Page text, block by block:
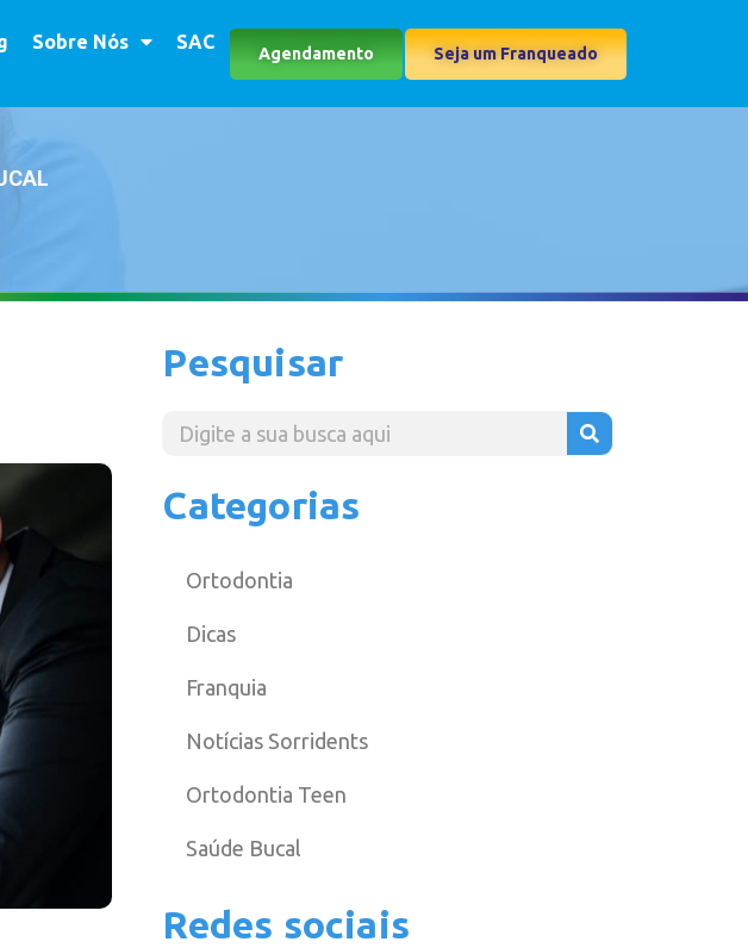
Sobre Nós SAC
Agendamento Seja um Franqueado
Pesquisar
Categorias
Ortodontia
Dicas
Franquia
Notícias Sorridents
Ortodontia Teen
Saúde Bucal
Redes sociais